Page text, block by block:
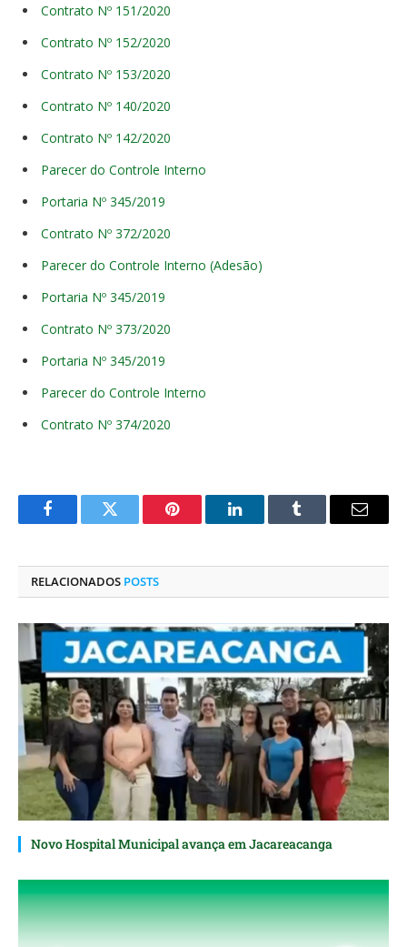
Contrato Nº 151/2020
Contrato Nº 152/2020
Contrato Nº 153/2020
Contrato Nº 140/2020
Contrato Nº 142/2020
Parecer do Controle Interno
Portaria Nº 345/2019
Contrato Nº 372/2020
Parecer do Controle Interno (Adesão)
Portaria Nº 345/2019
Contrato Nº 373/2020
Portaria Nº 345/2019
Parecer do Controle Interno
Contrato Nº 374/2020
FacebookTwitter Pinterest O
Tumblr
E-
RELACIONADOS POSTS
Novo Hospital Municipal avança em Jacareacanga